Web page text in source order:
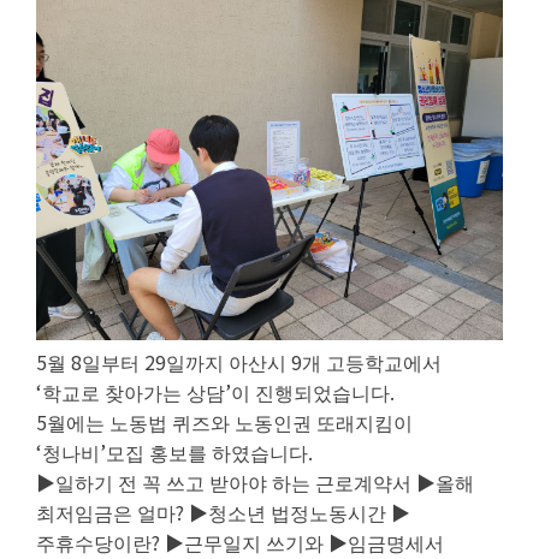
5월 8일부터 29일까지 아산시 9개 고등학교에서
‘학교로 찾아가는 상담’이 진행되었습니다.
5월에는 노동법 퀴즈와 노동인권 또래지킴이
‘청나비 ’ 모집 홍보를 하였습니다.
▶일하기 전 꼭 쓰고 받아야 하는 근로계약서 ▶올해
최저임금은 얼마? ▶청소년 법정노동시간 ▶
주휴수당이란? ▶근무일지 쓰기와 ▶임금명세서